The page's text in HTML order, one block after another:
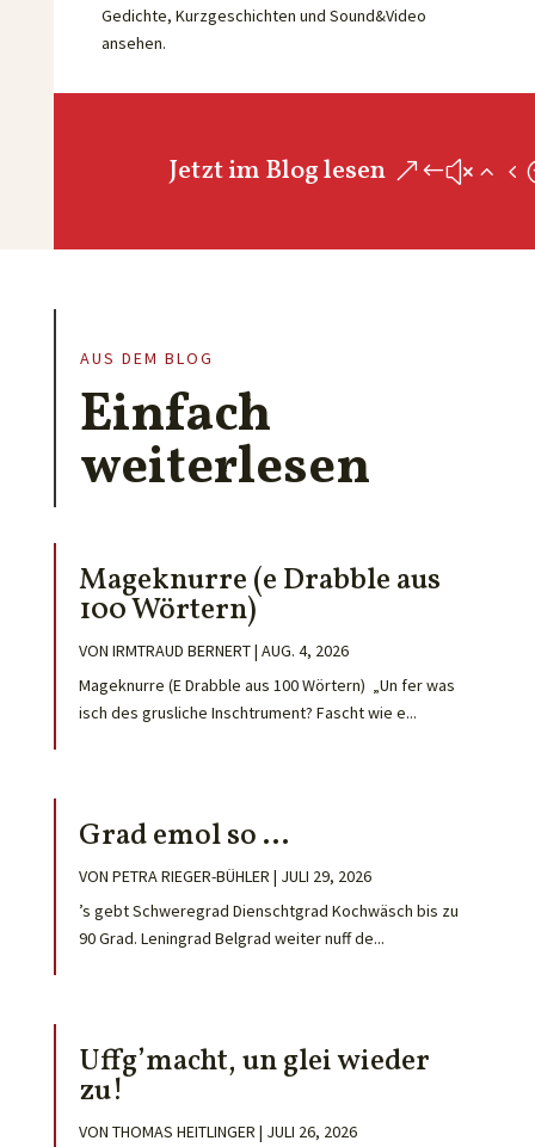
Gedichte, Kurzgeschichten und Sound&Video
ansehen.
Jetzt im Blog lesen
AUS DEM BLOG
Einfach
weiterlesen
Mageknurre (e Drabble aus
100 Wörtern)
VON IRMTRAUD BERNERT| AUG. 4, 2026
Mageknurre (E Drabble aus 100 Wörtern) „Un fer was
isch des grusliche Inschtrument? Fascht wie e...
Grad emol so …
VON PETRA RIEGER-BÜHLER | JULI 29, 2026
’s gebt Schweregrad Dienschtgrad Kochwäsch bis zu
90 Grad. Leningrad Belgrad weiter nuff de...
Uffg’macht, un glei wieder
zu!
VON THOMAS HEITLINGER | JULI 26, 2026